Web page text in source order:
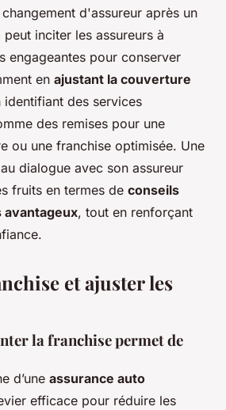
d'assureur après un
inciter les assureurs à
engageantes pour conserver
en ajustant la couverture
identifiant des services
des remises pour une
ou une franchise optimisée. Une
dialogue avec son assureur
fruits en termes de conseils
avantageux, tout en renforçant
et ajuster les
la franchise permet de
d’une assurance auto
efficace pour réduire les